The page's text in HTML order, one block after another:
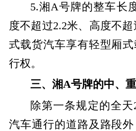
5.湘A号牌的整车长
度不超过2.2米、高度不
式载货汽车享有轻型厢
行权。
三、湘A号牌的中、
除第一条规定的全
汽车通行的道路及路段